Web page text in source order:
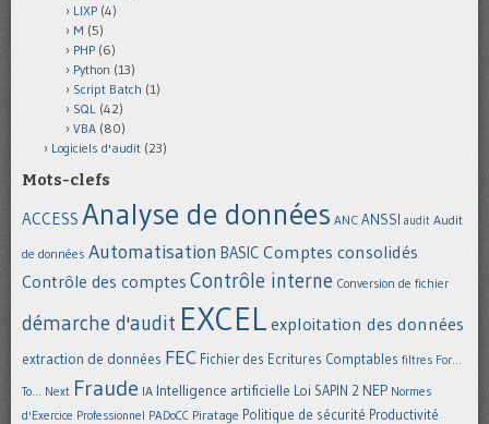
LIXP (4)
M (5)
PHP (6)
Python (13)
Script Batch (1)
SQL (42)
VBA (80)
Logiciels d'audit (23)
Mots-clefs
ACCESS Analyse de données ANC ANSSI audit Audit
de données Automatisation BASIC Comptes consolidés
Contrôle des comptes Contrôle interne Conversion de fichier
démarche d'audit EXCEL exploitation des données
extraction de données FEC Fichier des Ecritures Comptables filtres For...
To... Next Fraude IA Intelligence artificielle Loi SAPIN 2 NEP Normes
d'Exercice Professionnel PADoCC Piratage Politique de sécurité Productivité